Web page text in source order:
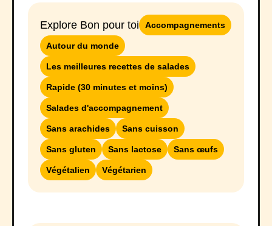
Explore Bon pour toi Accompagnements
Autour du monde
Les meilleures recettes de salades
Rapide (30 minutes et moins)
Salades d'accompagnement
Sans arachides Sans cuisson
Sans gluten Sans lactose Sans œufs
Végétalien Végétarien